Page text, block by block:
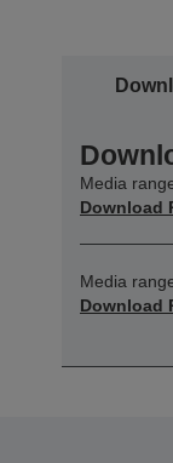
Media
Download
Media
Download